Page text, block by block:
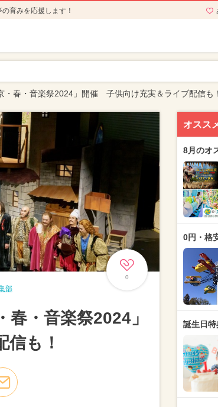
育みを応援します！
・春・音楽祭2024」開催 子供向け充実＆ライブ配信も！
0
部
・音楽祭2024」
も！
オスス
8月のオ
0円・格
誕生日